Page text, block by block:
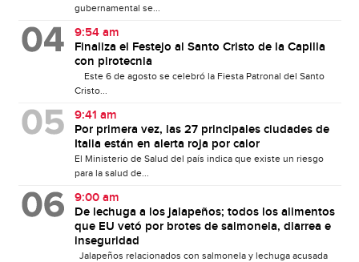
gubernamental se...
9:54 am
Finaliza el Festejo al Santo Cristo de la Capilla
con pirotecnia
Este 6 de agosto se celebró la Fiesta Patronal del Santo
Cristo...
9:41 am
Por primera vez, las 27 principales ciudades de
Italia están en alerta roja por calor
El Ministerio de Salud del país indica que existe un riesgo
para la salud de...
9:00 am
De lechuga a los jalapeños; todos los alimentos
que EU vetó por brotes de salmonela, diarrea e
inseguridad
Jalapeños relacionados con salmonela y lechuga acusada